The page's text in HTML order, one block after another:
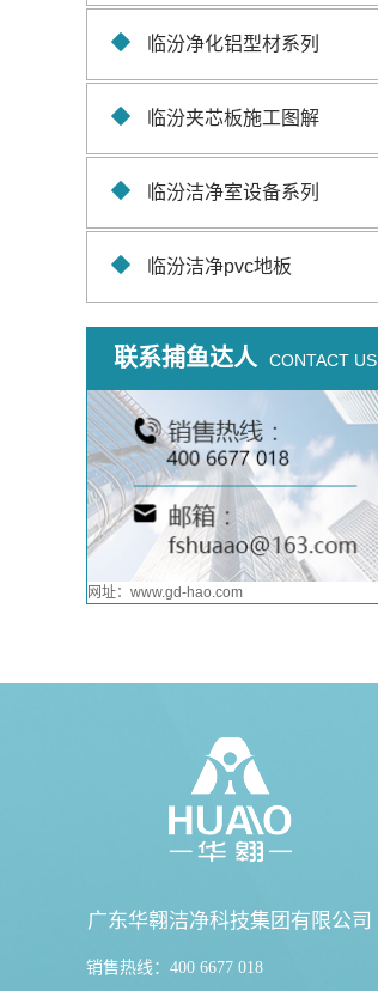
临汾净化铝型材系列
临汾夹芯板施工图解
临汾洁净室设备系列
临汾洁净pvc地板
联系捕鱼达人 CONTACT US
网址：www.gd-hao.com
广东华翱洁净科技集团有限公司
销售热线：400 6677 018